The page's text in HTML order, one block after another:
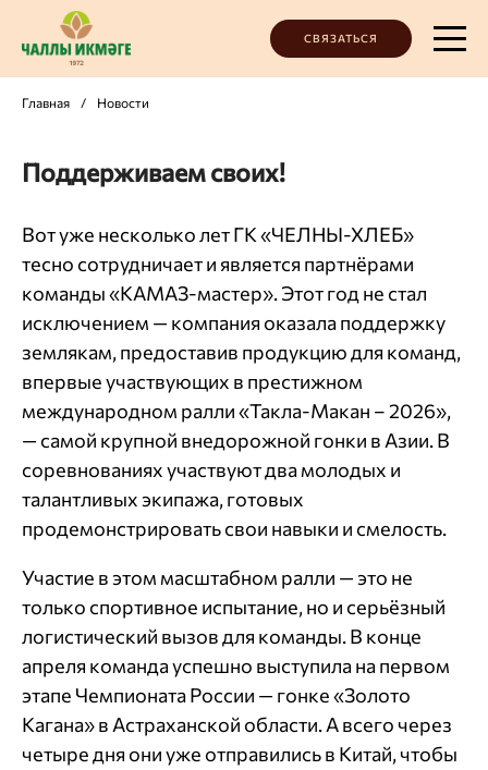
СВЯЗАТЬСЯ
Главная / Новости
Поддерживаем своих!
Вот уже несколько лет ГК «ЧЕЛНЫ-ХЛЕБ»
тесно сотрудничает и является партнёрами
команды «КАМАЗ-мастер». Этот год не стал
исключением — компания оказала поддержку
землякам, предоставив продукцию для команд,
впервые участвующих в престижном
международном ралли «Такла-Макан – 2026»,
— самой крупной внедорожной гонки в Азии. В
соревнованиях участвуют два молодых и
талантливых экипажа, готовых
продемонстрировать свои навыки и смелость.
Участие в этом масштабном ралли — это не
только спортивное испытание, но и серьёзный
логистический вызов для команды. В конце
апреля команда успешно выступила на первом
этапе Чемпионата России — гонке «Золото
Кагана» в Астраханской области. А всего через
четыре дня они уже отправились в Китай, чтобы